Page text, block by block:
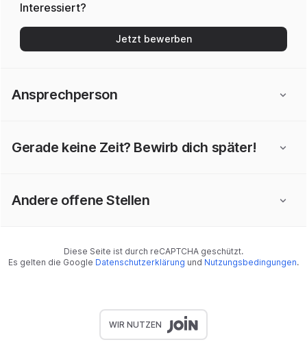
Interessiert?
Jetzt bewerben
Ansprechperson
Gerade keine Zeit? Bewirb dich später!
Andere offene Stellen
Diese Seite ist durch reCAPTCHA geschützt.
Es gelten die Google Datenschutzerklärung und Nutzungsbedingungen.
WIR NUTZEN